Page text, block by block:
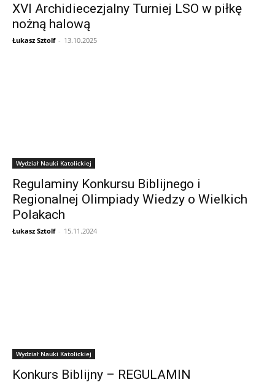
XVI Archidiecezjalny Turniej LSO w piłkę
nożną halową
Łukasz Sztolf - 13.10.2025
Wydział Nauki Katolickiej
Regulaminy Konkursu Biblijnego i
Regionalnej Olimpiady Wiedzy o Wielkich
Polakach
Łukasz Sztolf - 15.11.2024
Wydział Nauki Katolickiej
Konkurs Biblijny – REGULAMIN